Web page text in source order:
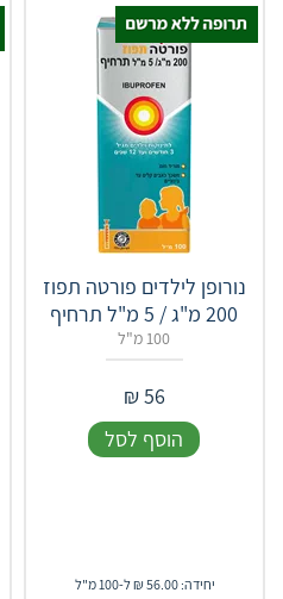
נורופן לילדים פורטה תפוז
200 מ"ג / 5 מ"ל תרחיף
100 מ"ל
56
₪
הוסף לסל
יחידה: 56.00 ₪ ל-100 מ"ל